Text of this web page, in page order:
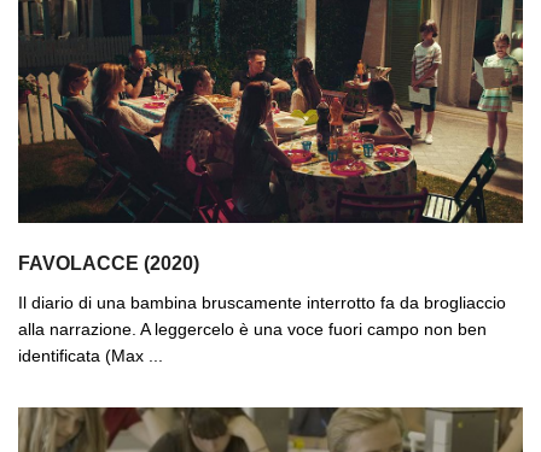
FAVOLACCE (2020)
Il diario di una bambina bruscamente interrotto fa da brogliaccio
alla narrazione. A leggercelo è una voce fuori campo non ben
identificata (Max ...